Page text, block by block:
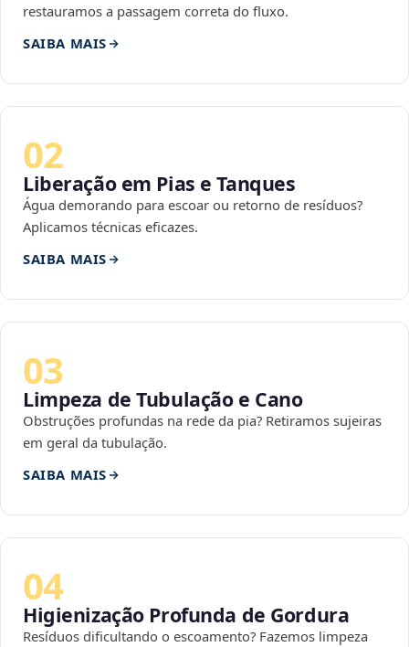
restauramos a passagem correta do fluxo.
SAIBA MAIS
02
Liberação em Pias e Tanques
Água demorando para escoar ou retorno de resíduos?
Aplicamos técnicas eficazes.
SAIBA MAIS
03
Limpeza de Tubulação e Cano
Obstruções profundas na rede da pia? Retiramos sujeiras
em geral da tubulação.
SAIBA MAIS
04
Higienização Profunda de Gordura
Resíduos dificultando o escoamento? Fazemos limpeza